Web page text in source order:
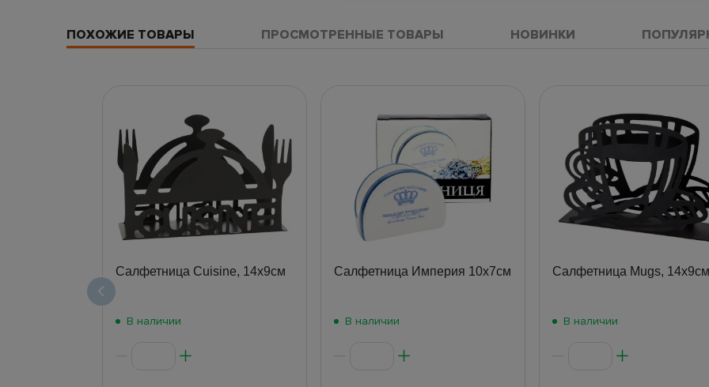
ПОХОЖИЕ ТОВАРЫ ПРОСМОТРЕННЫЕ ТОВАРЫ НОВИНКИ
Салфетница Cuisine, 14х9см
В наличии
Салфетница Империя 10x7см
В наличии
Салфетница Mugs, 14х9см
В наличии